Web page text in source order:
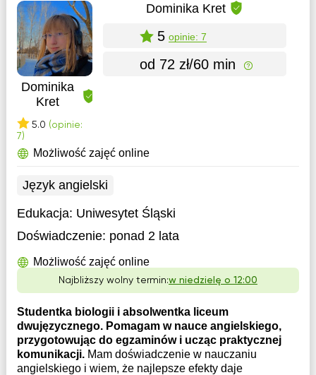
Dominika
Kret
5.0 (opinie:
7)
Dominika Kret
5 opinie: 7
od 72 zł/60 min
Możliwość zajęć online
Język angielski
Edukacja: Uniwesytet Śląski
Doświadczenie: ponad 2 lata
Możliwość zajęć online
Najbliższy wolny termin:w niedzielę o 12:00
Studentka biologii i absolwentka liceum
dwujęzycznego. Pomagam w nauce angielskiego,
przygotowując do egzaminów i ucząc praktycznej
komunikacji. Mam doświadczenie w nauczaniu
angielskiego i wiem, że najlepsze efekty daje